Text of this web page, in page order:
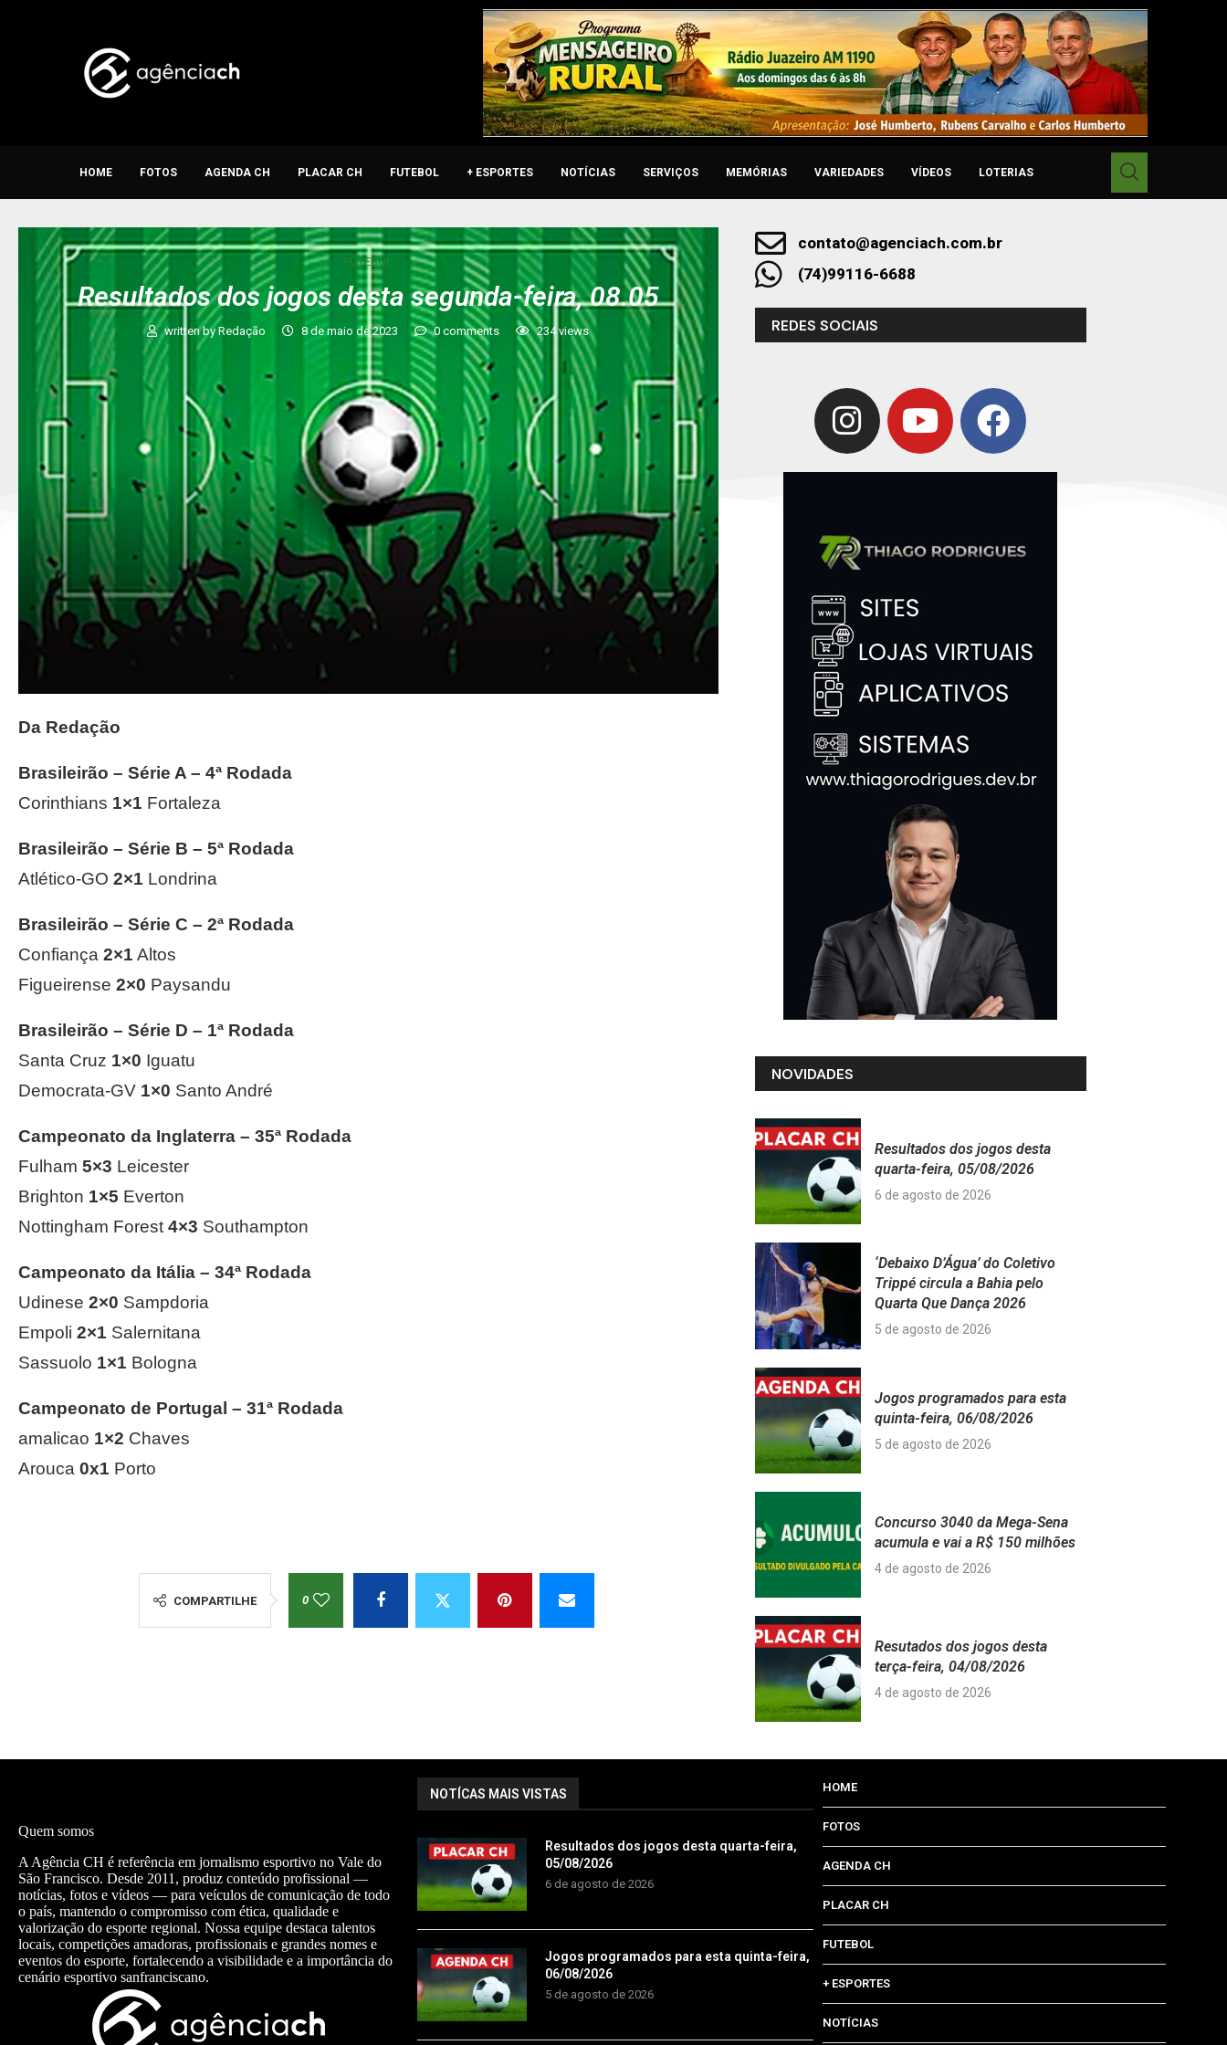
HOME FOTOS AGENDA CH PLACAR CH FUTEBOL + ESPORTES NOTÍCIAS SERVIÇOS MEMÓRIAS VARIEDADES VÍDEOS LOTERIAS
FUTEBOL
Resultados dos jogos desta segunda-feira, 08.05
written byRedação 8 de maio de 2023 0 comments 234views
Da Redação
Brasileirão – Série A – 4ª Rodada
Corinthians 1×1 Fortaleza
Brasileirão – Série B – 5ª Rodada
Atlético-GO 2×1 Londrina
Brasileirão – Série C – 2ª Rodada
Confiança 2×1 Altos
Figueirense 2×0 Paysandu
Brasileirão – Série D – 1ª Rodada
Santa Cruz 1×0 Iguatu
Democrata-GV 1×0 Santo André
Campeonato da Inglaterra – 35ª Rodada
Fulham 5×3 Leicester
Brighton 1×5 Everton
Nottingham Forest 4×3 Southampton
Campeonato da Itália – 34ª Rodada
Udinese 2×0 Sampdoria
Empoli 2×1 Salernitana
Sassuolo 1×1 Bologna
Campeonato de Portugal – 31ª Rodada
amalicao 1×2 Chaves
Arouca 0x1 Porto
COMPARTILHE 0
contato@agenciach.com.br
(74)99116-6688
REDES SOCIAIS
NOVIDADES
Resultados dos jogos desta
quarta-feira, 05/08/2026
6 de agosto de 2026
‘Debaixo D’Água’ do Coletivo
Trippé circula a Bahia pelo
Quarta Que Dança 2026
5 de agosto de 2026
Jogos programados para esta
quinta-feira, 06/08/2026
5 de agosto de 2026
Concurso 3040 da Mega-Sena
acumula e vai a R$ 150 milhões
4 de agosto de 2026
Resutados dos jogos desta
terça-feira, 04/08/2026
4 de agosto de 2026
Quem somos
A Agência CH é referência em jornalismo esportivo no Vale do
São Francisco. Desde 2011, produz conteúdo profissional —
notícias, fotos e vídeos — para veículos de comunicação de todo
o país, mantendo o compromisso com ética, qualidade e
valorização do esporte regional. Nossa equipe destaca talentos
locais, competições amadoras, profissionais e grandes nomes e
eventos do esporte, fortalecendo a visibilidade e a importância do
cenário esportivo sanfranciscano.
NOTÍCAS MAIS VISTAS
Resultados dos jogos desta quarta-feira,
05/08/2026
6 de agosto de 2026
Jogos programados para esta quinta-feira,
06/08/2026
5 de agosto de 2026
HOME
FOTOS
AGENDA CH
PLACAR CH
FUTEBOL
+ ESPORTES
NOTÍCIAS